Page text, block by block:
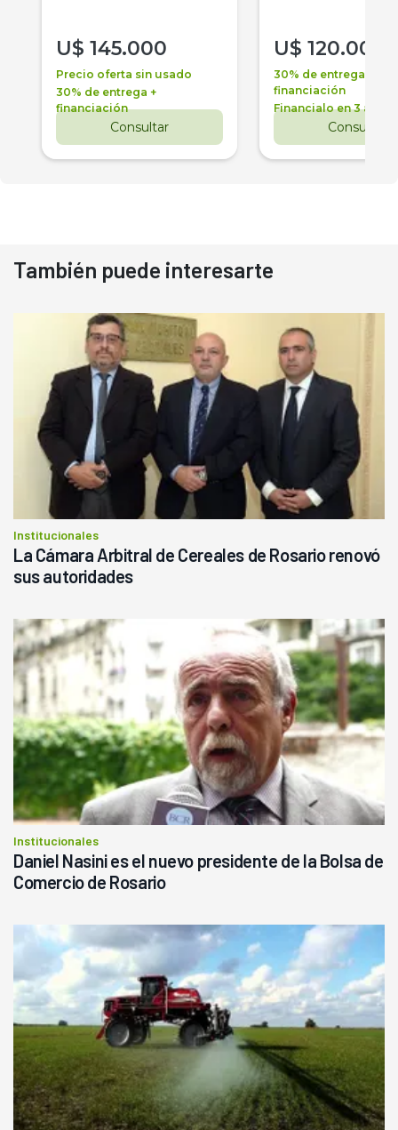
U$ 145.000
Precio oferta sin usado
30% de entrega +
financiación
Consultar
U$ 120.000
30% de entrega +
financiación
Financialo en 3 años
Consultar
También puede interesarte
Institucionales
La Cámara Arbitral de Cereales de Rosario renovó
sus autoridades
Institucionales
Daniel Nasini es el nuevo presidente de la Bolsa de
Comercio de Rosario